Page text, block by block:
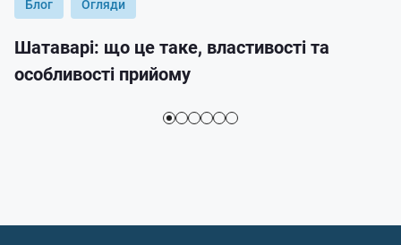
Блог Огляди
Шатаварі: що це таке, властивості та
особливості прийому